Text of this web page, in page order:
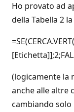
Ho provato ad
della Tabella 2
(logicamente la
anche alle altre
cambiando